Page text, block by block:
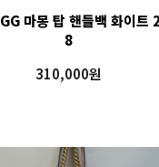
마몽 탑 핸들백 화이
8
310,000원